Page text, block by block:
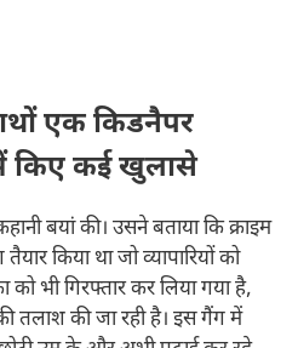
एक किडनैपर
किए कई खुलासे
बयां की। उसने बताया कि क्राइम
किया था जो व्यापारियों को
को भी गिरफ्तार कर लिया गया है,
तलाश की जा रही है। इस गैंग में